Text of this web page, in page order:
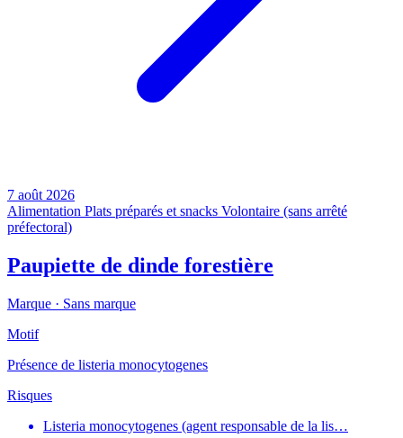
7 août 2026
Alimentation Plats préparés et snacks Volontaire (sans arrêté
préfectoral)
Paupiette de dinde forestière
Marque · Sans marque
Motif
Présence de listeria monocytogenes
Risques
Listeria monocytogenes (agent responsable de la lis…